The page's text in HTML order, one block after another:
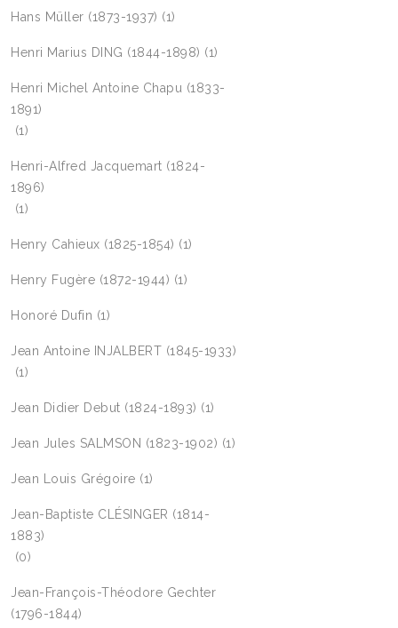
Hans Müller (1873-1937) (1)
Henri Marius DING (1844-1898) (1)
Henri Michel Antoine Chapu (1833-
1891)
(1)
Henri-Alfred Jacquemart (1824-
1896)
(1)
Henry Cahieux (1825-1854) (1)
Henry Fugère (1872-1944) (1)
Honoré Dufin (1)
Jean Antoine INJALBERT (1845-1933)
(1)
Jean Didier Debut (1824-1893) (1)
Jean Jules SALMSON (1823-1902) (1)
Jean Louis Grégoire (1)
Jean-Baptiste CLÉSINGER (1814-
1883)
(0)
Jean-François-Théodore Gechter
(1796-1844)